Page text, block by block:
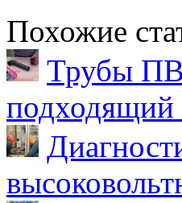
Похожие
Трубы
подходящий